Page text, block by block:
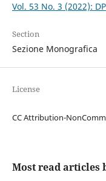
Vol. 53 No. 3 (2022):
Section
Sezione Monografica
License
CC Attribution-
Most read articles